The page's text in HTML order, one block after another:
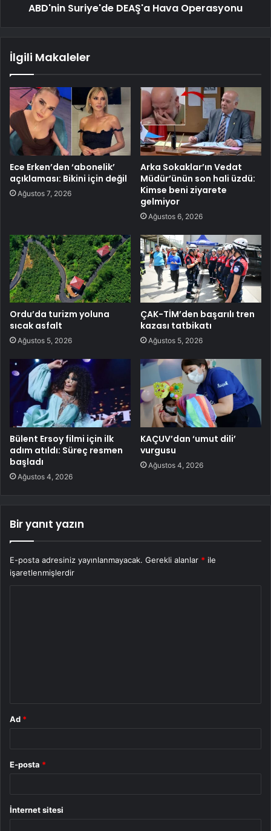
ABD'nin Suriye'de DEAŞ'a Hava Operasyonu
İlgili Makaleler
Ece Erken’den ‘abonelik’
açıklaması: Bikini için değil
Ağustos 7, 2026
Arka Sokaklar’ın Vedat
Müdür’ünün son hali üzdü:
Kimse beni ziyarete
gelmiyor
Ağustos 6, 2026
Ordu’da turizm yoluna
sıcak asfalt
Ağustos 5, 2026
ÇAK-TİM’den başarılı tren
kazası tatbikatı
Ağustos 5, 2026
Bülent Ersoy filmi için ilk
adım atıldı: Süreç resmen
başladı
Ağustos 4, 2026
KAÇUV’dan ‘umut dili’
vurgusu
Ağustos 4, 2026
Bir yanıt yazın
E-posta adresiniz yayınlanmayacak. Gerekli alanlar * ile
işaretlenmişlerdir
Ad *
E-posta *
İnternet sitesi